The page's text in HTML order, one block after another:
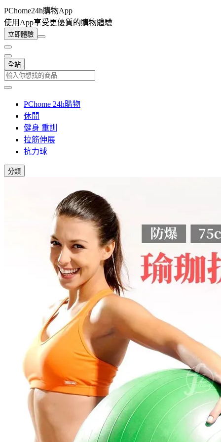
PChome24h購物App
使用App享受更優質的購物體驗
立即體驗
全站
PChome 24h購物
休閒
健身 重訓
拉筋伸展
抗力球
分類